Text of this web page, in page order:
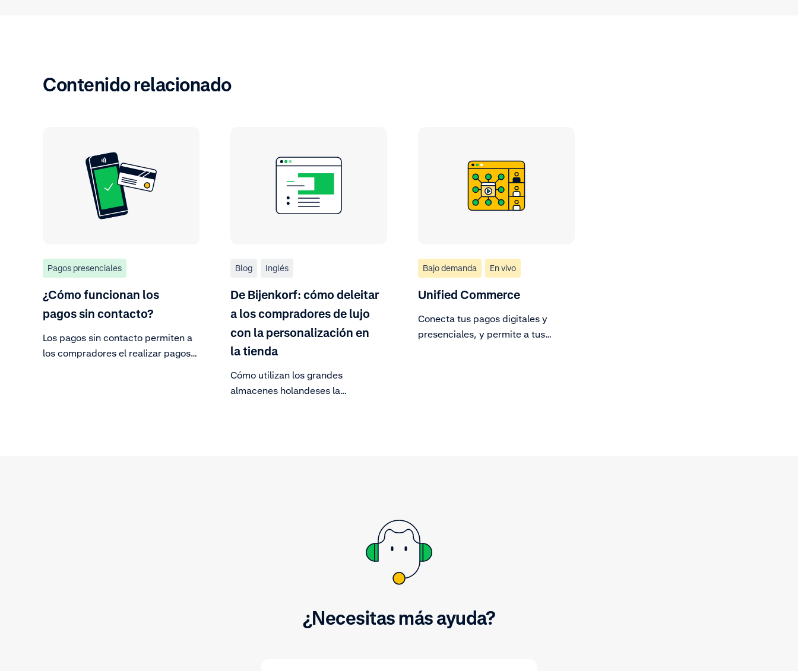
Contenido relacionado
Pagos presenciales
¿Cómo funcionan los
pagos sin contacto?
Los pagos sin contacto permiten a
los compradores el realizar pagos
Blog Inglés
De Bijenkorf: cómo deleitar
a los compradores de lujo
con la personalización en
la tienda
Cómo utilizan los grandes
almacenes holandeses la
Bajo demanda En vivo
Unified Commerce
Conecta tus pagos digitales y
presenciales, y permite a tus
¿Necesitas más ayuda?